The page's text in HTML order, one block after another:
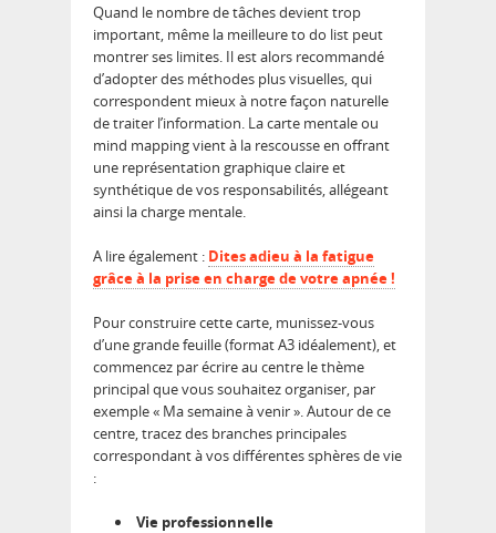
Quand le nombre de tâches devient trop
important, même la meilleure to do list peut
montrer ses limites. Il est alors recommandé
d’adopter des méthodes plus visuelles, qui
correspondent mieux à notre façon naturelle
de traiter l’information. La carte mentale ou
mind mapping vient à la rescousse en offrant
une représentation graphique claire et
synthétique de vos responsabilités, allégeant
ainsi la charge mentale.
A lire également : Dites adieu à la fatigue
grâce à la prise en charge de votre apnée !
Pour construire cette carte, munissez-vous
d’une grande feuille (format A3 idéalement), et
commencez par écrire au centre le thème
principal que vous souhaitez organiser, par
exemple « Ma semaine à venir ». Autour de ce
centre, tracez des branches principales
correspondant à vos différentes sphères de vie
:
Vie professionnelle